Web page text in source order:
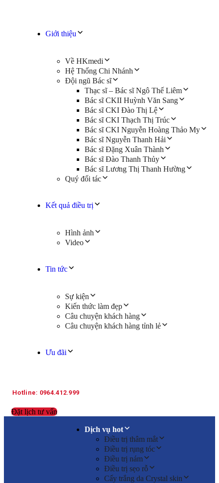
Giới thiệu
Về HKmedi
Hệ Thống Chi Nhánh
Đội ngũ Bác sĩ
Thạc sĩ – Bác sĩ Ngô Thế Liêm
Bác sĩ CKII Huỳnh Văn Sang
Bác sĩ CKI Đào Thị Lệ
Bác sĩ CKI Thạch Thị Trúc
Bác sĩ CKI Nguyễn Hoàng Thảo My
Bác sĩ Nguyễn Thanh Hải
Bác sĩ Đặng Xuân Thành
Bác sĩ Đào Thanh Thủy
Bác sĩ Lương Thị Thanh Hường
Quý đối tác
Kết quả điều trị
Hình ảnh
Video
Tin tức
Sự kiện
Kiến thức làm đẹp
Câu chuyện khách hàng
Câu chuyện khách hàng tỉnh lẻ
Ưu đãi
Hotline: 0964.412.999
Đặt lịch tư vấn
Dịch vụ hot
Điều trị thâm mắt
Điều trị rụng tóc
Điều trị nám
Điều trị sẹo rỗ
Cấy trắng da Crystal skin